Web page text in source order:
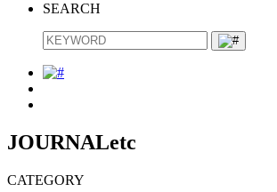
SEARCH
JOURNALetc
CATEGORY